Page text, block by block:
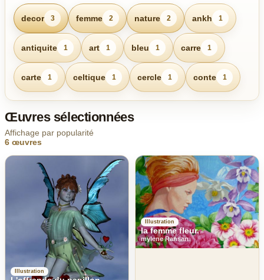
decor 3 femme 2 nature 2 ankh 1
antiquite 1 art 1 bleu 1 carre 1
carte 1 celtique 1 cercle 1 conte 1
Œuvres sélectionnées
Affichage par popularité
6 œuvres
Illustration
Illustration
la femme fleur.
mylene Ransan